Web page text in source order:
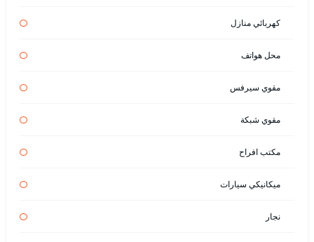
كهربائي منازل
محل هواتف
مقوي سيرفس
مقوي شبكة
مكتب افراح
ميكانيكي سيارات
نجار